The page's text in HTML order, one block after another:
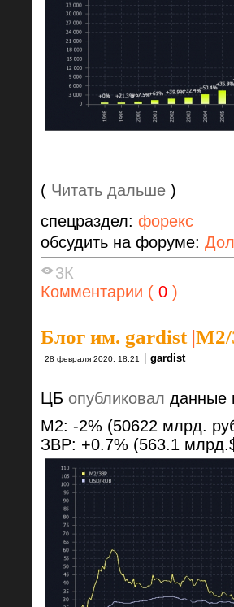
( Читать дальше )
спецраздел: форекс
обсудить на форуме:
3К
Комментарии ( 0 )
Блог им. gardist|М2/
28 февраля 2020, 18:21 gardist
ЦБ опубликовал данные
M2: -2% (50622 млрд.
ЗВР: +0.7% (563.1